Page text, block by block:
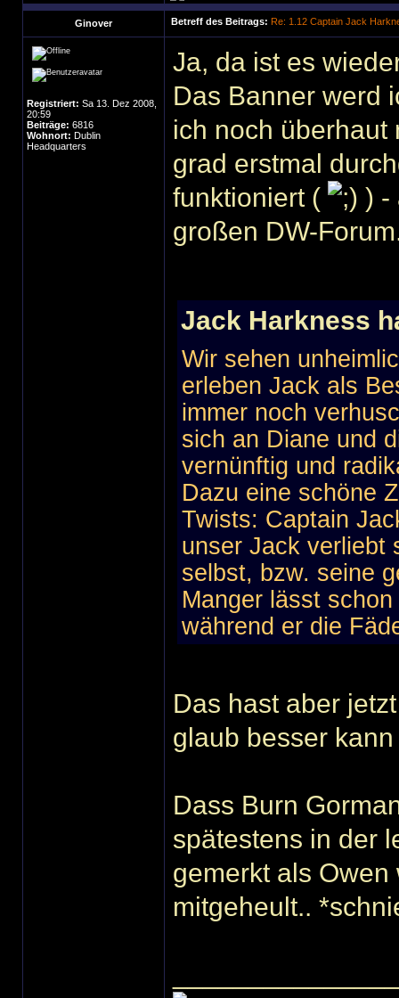
Ginover Betreff des Beitrags: Re: 1.12 Captain Jack
Registriert: Sa 13. Dez 2008,
20:59
Beiträge: 6816
Wohnort: Dublin
Headquarters
Ja, da ist es
Das Banner werd
ich noch überhaut
grad erstmal
funktioniert (
) -
großen DW-
Jack Harkness
Wir sehen
erleben Jack als
immer noch
sich an Diane und
vernünftig und
Dazu eine schöne
Twists: Captain
unser Jack verliebt
selbst, bzw. seine
Manger lässt
während er die
Das hast aber
glaub besser
Dass Burn
spätestens in der
gemerkt als
mitgeheult..